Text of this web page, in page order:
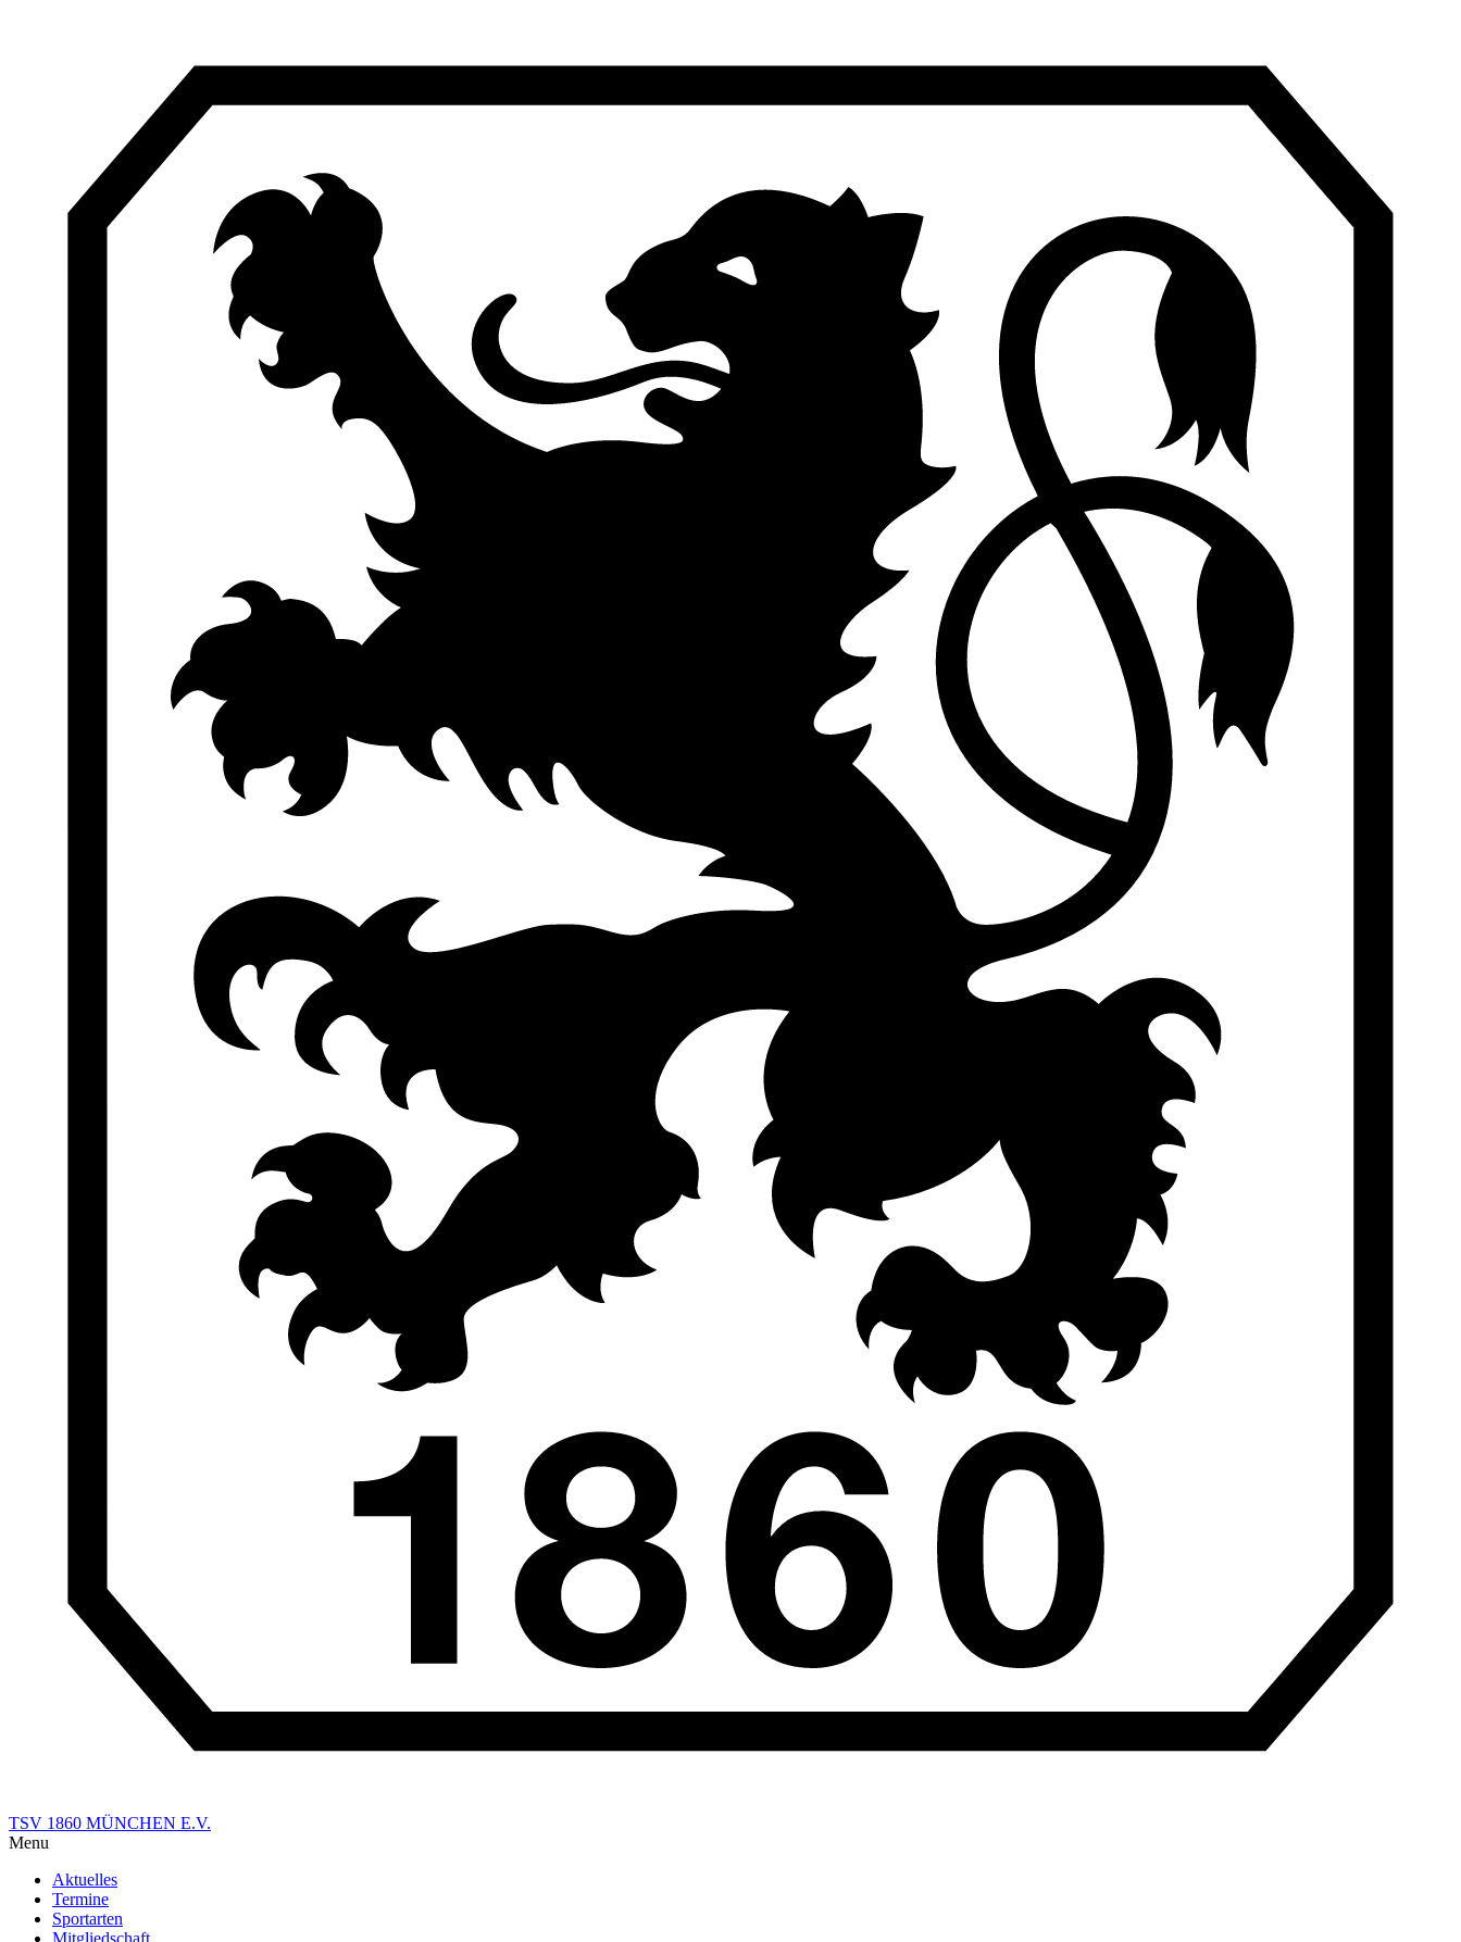
TSV 1860 MÜNCHEN E.V.
Menu
Aktuelles
Termine
Sportarten